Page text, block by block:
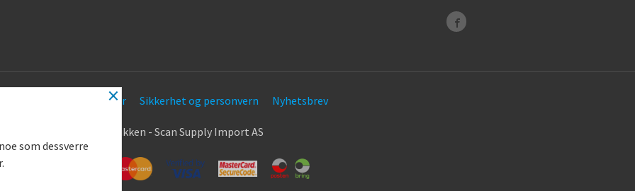
Kjøpsbetingelser Sikkerhet og personvern Nyhetsbrev
© Nøkkel Butikken - Scan Supply Import AS
×
som dessverre